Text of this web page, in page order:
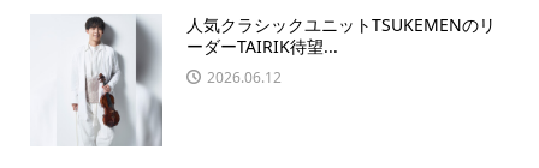
人気クラシックユニットTSUKEMENのリ
ーダーTAIRIK待望...
2026.06.12